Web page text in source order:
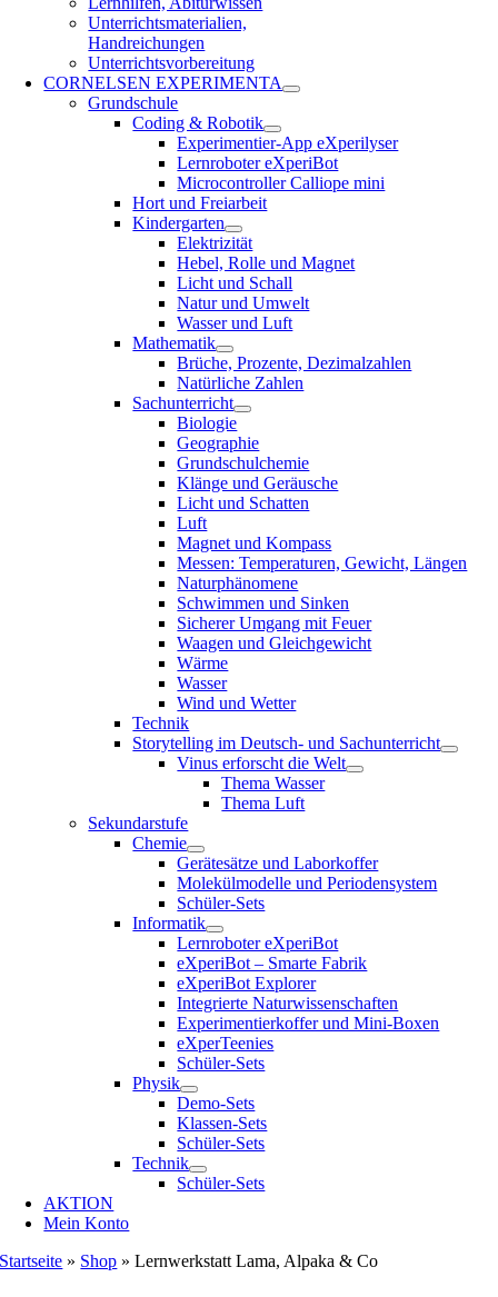
Unterrichtsmaterialien,
Handreichungen
Unterrichtsvorbereitung
CORNELSEN EXPERIMENTA
Grundschule
Coding & Robotik
Experimentier-App eXperilyser
Lernroboter eXperiBot
Microcontroller Calliope mini
Hort und Freiarbeit
Kindergarten
Elektrizität
Hebel, Rolle und Magnet
Licht und Schall
Natur und Umwelt
Wasser und Luft
Mathematik
Brüche, Prozente, Dezimalzahlen
Natürliche Zahlen
Sachunterricht
Biologie
Geographie
Grundschulchemie
Klänge und Geräusche
Licht und Schatten
Luft
Magnet und Kompass
Messen: Temperaturen, Gewicht, Längen
Naturphänomene
Schwimmen und Sinken
Sicherer Umgang mit Feuer
Waagen und Gleichgewicht
Wärme
Wasser
Wind und Wetter
Technik
Storytelling im Deutsch- und Sachunterricht
Vinus erforscht die Welt
Thema Wasser
Thema Luft
Sekundarstufe
Chemie
Gerätesätze und Laborkoffer
Molekülmodelle und Periodensystem
Schüler-Sets
Informatik
Lernroboter eXperiBot
eXperiBot – Smarte Fabrik
eXperiBot Explorer
Integrierte Naturwissenschaften
Experimentierkoffer und Mini-Boxen
eXperTeenies
Schüler-Sets
Physik
Demo-Sets
Klassen-Sets
Schüler-Sets
Technik
Schüler-Sets
AKTION
Mein Konto
Startseite » Shop »Lernwerkstatt Lama, Alpaka & Co